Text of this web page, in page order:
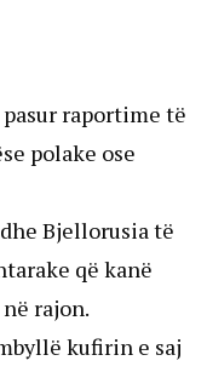
raportime të
polake ose
Bjellorusia të
që kanë
rajon.
kufirin e saj